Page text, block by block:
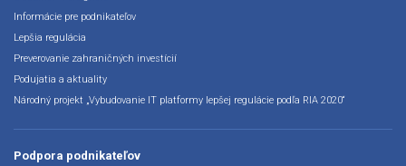
Informácie pre podnikateľov
Lepšia regulácia
Preverovanie zahraničných investícií
Podujatia a aktuality
Národný projekt „Vybudovanie IT platformy lepšej regulácie podľa RIA 2020“
Podpora podnikateľov